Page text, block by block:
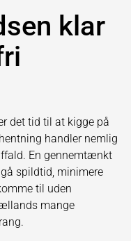
klar
det tid til at kigge på
handler nemlig
En gennemtænkt
spildtid, minimere
til uden
mange